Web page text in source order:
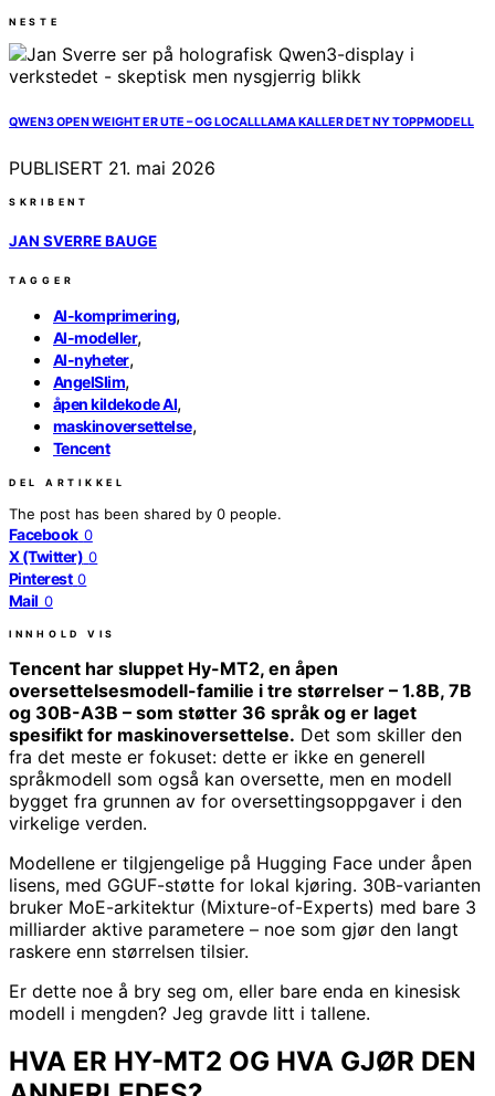
NESTE
QWEN3 OPEN WEIGHT ER UTE – OG LOCALLLAMA KALLER DET NY TOPPMODELL
PUBLISERT 21. mai 2026
SKRIBENT
JAN SVERRE BAUGE
TAGGER
AI-komprimering,
AI-modeller,
AI-nyheter,
AngelSlim,
åpen kildekode AI,
maskinoversettelse,
Tencent
DEL ARTIKKEL
The post has been shared by 0 people.
Facebook 0
X (Twitter) 0
Pinterest 0
Mail 0
INNHOLD VIS
Tencent har sluppet Hy-MT2, en åpen
oversettelsesmodell-familie i tre størrelser – 1.8B, 7B
og 30B-A3B – som støtter 36 språk og er laget
spesifikt for maskinoversettelse. Det som skiller den
fra det meste er fokuset: dette er ikke en generell
språkmodell som også kan oversette, men en modell
bygget fra grunnen av for oversettingsoppgaver i den
virkelige verden.
Modellene er tilgjengelige på Hugging Face under åpen
lisens, med GGUF-støtte for lokal kjøring. 30B-varianten
bruker MoE-arkitektur (Mixture-of-Experts) med bare 3
milliarder aktive parametere – noe som gjør den langt
raskere enn størrelsen tilsier.
Er dette noe å bry seg om, eller bare enda en kinesisk
modell i mengden? Jeg gravde litt i tallene.
HVA ER HY-MT2 OG HVA GJØR DEN